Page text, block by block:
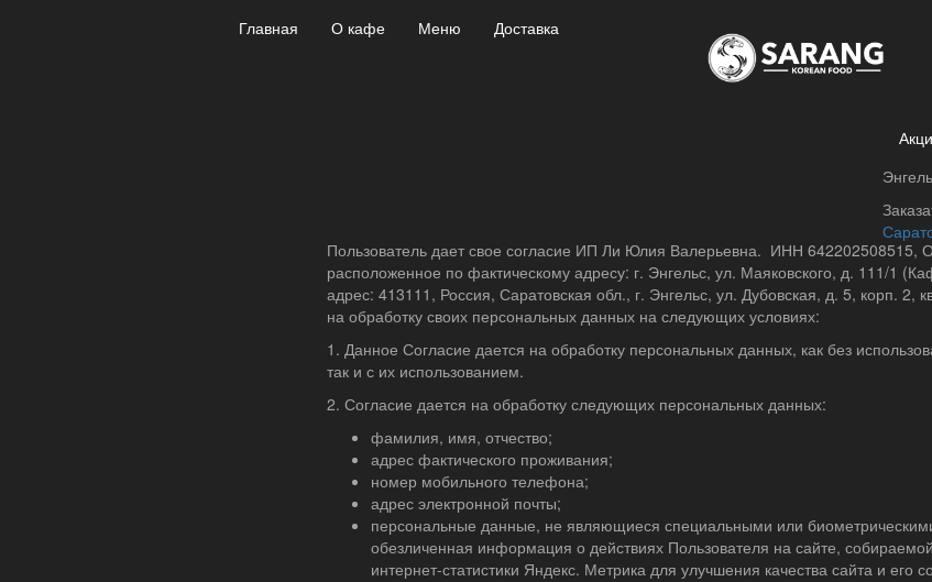
Главная О кафе Меню Доставка
Согласие на обработку персональных данных
Согласие на обработку персональных
Пользователь, оставляя заявку и осуществляя заказ на сайте Интернет-магазина
, принимает настоящее Согласие на обработку
Согласие). Действуя свободно, своей волей и в своем интересе, а также
Пользователь дает свое согласие ИП Ли Юлия Валерьевна. ИНН
расположенное по фактическому адресу: г. Энгельс, ул. Маяковского, д. 111/1
адрес: 413111, Россия, Саратовская обл., г. Энгельс, ул. Дубовская, д. 5, корп.
на обработку своих персональных данных на следующих условиях:
1. Данное Согласие дается на обработку персональных данных, как без
так и с их использованием.
2. Согласие дается на обработку следующих персональных данных:
фамилия, имя, отчество;
адрес фактического проживания;
номер мобильного телефона;
адрес электронной почты;
персональные данные, не являющиеся специальными или
обезличенная информация о действиях Пользователя на сайте,
интернет-статистики Яндекс. Метрика для улучшения качества сайта и его